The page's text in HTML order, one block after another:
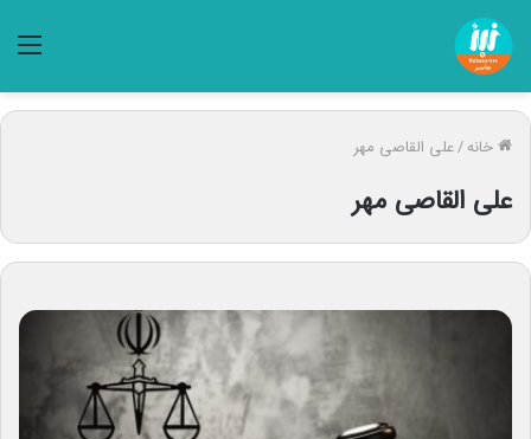
خانه/علی القاصی مهر
علی القاصی مهر